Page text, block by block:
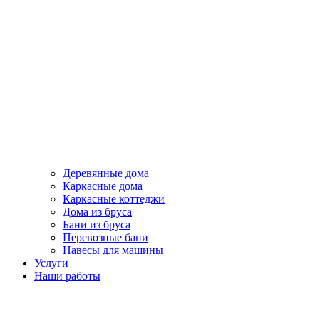
Деревянные дома
Каркасные дома
Каркасные коттеджи
Дома из бруса
Бани из бруса
Перевозные бани
Навесы для машины
Услуги
Наши работы